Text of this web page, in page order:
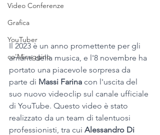
Video Conferenze
Grafica
YouTuber
co'Micuggino
Il 2023 è un anno promettente per gli
amanti della musica, e l'8 novembre ha
portato una piacevole sorpresa da
parte di Massi Farina con l'uscita del
suo nuovo videoclip sul canale ufficiale
di YouTube. Questo video è stato
realizzato da un team di talentuosi
professionisti, tra cui Alessandro Di